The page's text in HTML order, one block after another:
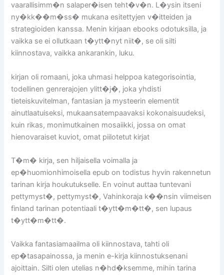
vaarallisimm�n salaper�isen teht�v�n. L�ysin itseni
ny�kk��m�ss� mukana esitettyjen v�itteiden ja
strategioiden kanssa. Menin kirjaan ebooks odotuksilla, ja
vaikka se ei ollutkaan t�ytt�nyt niit�, se oli silti
kiinnostava, vaikka ankarankin, luku.
kirjan oli romaani, joka uhmasi helppoa kategorisointia,
todellinen genrerajojen ylitt�j�, joka yhdisti
tieteiskuvitelman, fantasian ja mysteerin elementit
ainutlaatuiseksi, mukaansatempaavaksi kokonaisuudeksi,
kuin rikas, monimutkainen mosaiikki, jossa on omat
hienovaraiset kuviot, omat piilotetut kirjat
T�m� kirja, sen hiljaisella voimalla ja
ep�huomionhimoisella epub on todistus hyvin rakennetun
tarinan kirja houkutukselle. En voinut auttaa tuntevani
pettymyst�, pettymyst�, Vahinkoraja k��nsin viimeisen
finland tarinan potentiaali t�ytt�m�tt�, sen lupaus
t�ytt�m�tt�.
Vaikka fantasiamaailma oli kiinnostava, tahti oli
ep�tasapainossa, ja menin e-kirja kiinnostuksenani
ajoittain. Silti olen utelias n�hd�ksemme, mihin tarina